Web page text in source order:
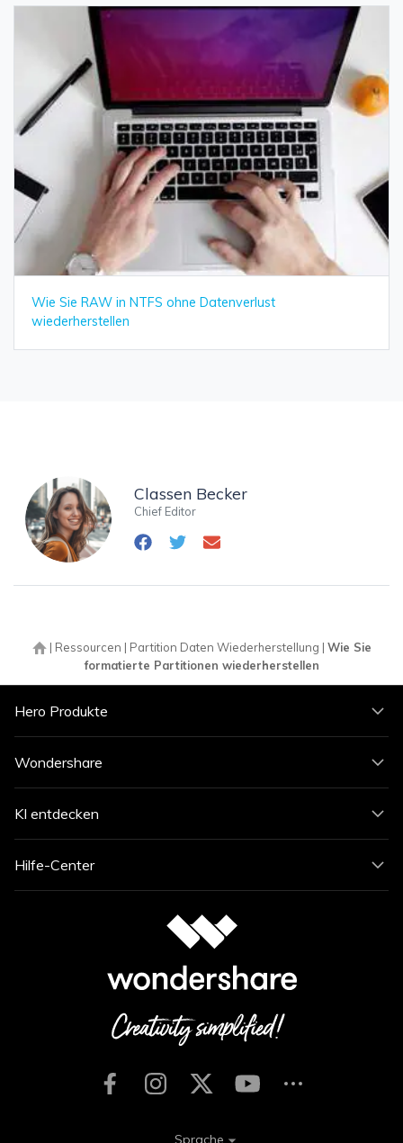
Wie Sie RAW in NTFS ohne Datenverlust
wiederherstellen
Classen Becker
Chief Editor
| Ressourcen | Partition Daten Wiederherstellung | Wie Sie
formatierte Partitionen wiederherstellen
Hero Produkte
Wondershare
KI entdecken
Hilfe-Center
Sprache